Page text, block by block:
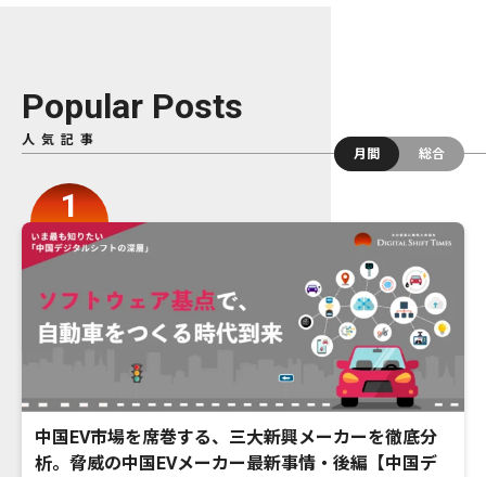
Popular Posts
人気記事
月間
総合
中国EV市場を席巻する、三大新興メーカーを徹底分
析。脅威の中国EVメーカー最新事情・後編【中国デ